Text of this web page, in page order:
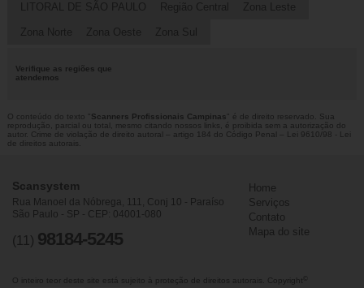
LITORAL DE SÃO PAULO Região Central Zona Leste
Zona Norte Zona Oeste Zona Sul
Verifique as regiões que
atendemos
O conteúdo do texto " Scanners Profissionais Campinas " é de direito reservado. Sua
reprodução, parcial ou total, mesmo citando nossos links, é proibida sem a autorização do
autor. Crime de violação de direito autoral – artigo 184 do Código Penal – Lei 9610/98 - Lei
de direitos autorais .
Scansystem
Rua Manoel da Nóbrega, 111, Conj 10 - Paraíso
São Paulo - SP - CEP: 04001-080
(11) 98184-5245
Home
Serviços
Contato
Mapa do site
O inteiro teor deste site está sujeito à proteção de direitos autorais. Copyright